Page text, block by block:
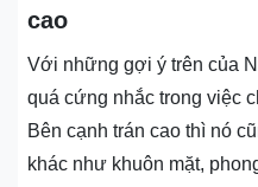
cao
Với những gợi ý trên của
quá cứng nhắc trong việc
Bên cạnh trán cao thì nó
khác như khuôn mặt,